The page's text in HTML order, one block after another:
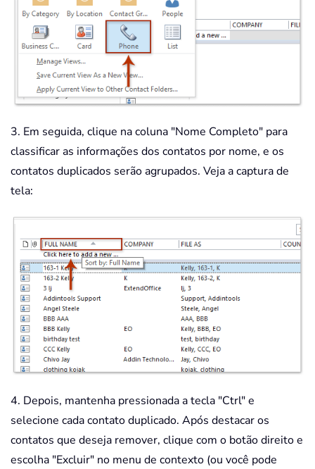
3. Em seguida, clique na coluna "Nome Completo" para
classificar as informações dos contatos por nome, e os
contatos duplicados serão agrupados. Veja a captura de
tela:
4. Depois, mantenha pressionada a tecla "Ctrl" e
selecione cada contato duplicado. Após destacar os
contatos que deseja remover, clique com o botão direito e
escolha "Excluir" no menu de contexto (ou você pode